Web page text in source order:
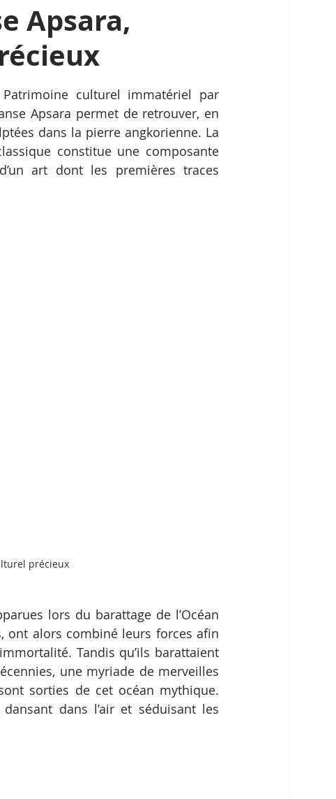
Apsara,
culturel immatériel par
Apsara permet de retrouver, en
dans la pierre angkorienne. La
constitue une composante
art dont les premières traces
précieux
lors du barattage de l’Océan
ont alors combiné leurs forces afin
Tandis qu’ils barattaient
une myriade de merveilles
sorties de cet océan mythique.
dans l’air et séduisant les